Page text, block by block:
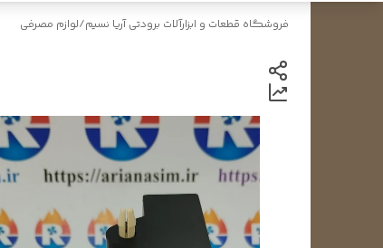
فروشگاه قطعات و ابزارآلات برودتی آریا نسیم/لوازم مصرفی